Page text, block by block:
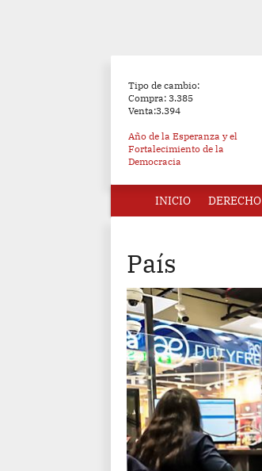
Tipo de cambio:
Compra: 3.385
Venta:3.394
Año de la Esperanza y el
Fortalecimiento de la
Democracia
INICIO DERECHO
País